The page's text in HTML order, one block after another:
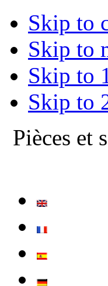
Skip to
Skip to
Skip to
Skip to
Pièces et